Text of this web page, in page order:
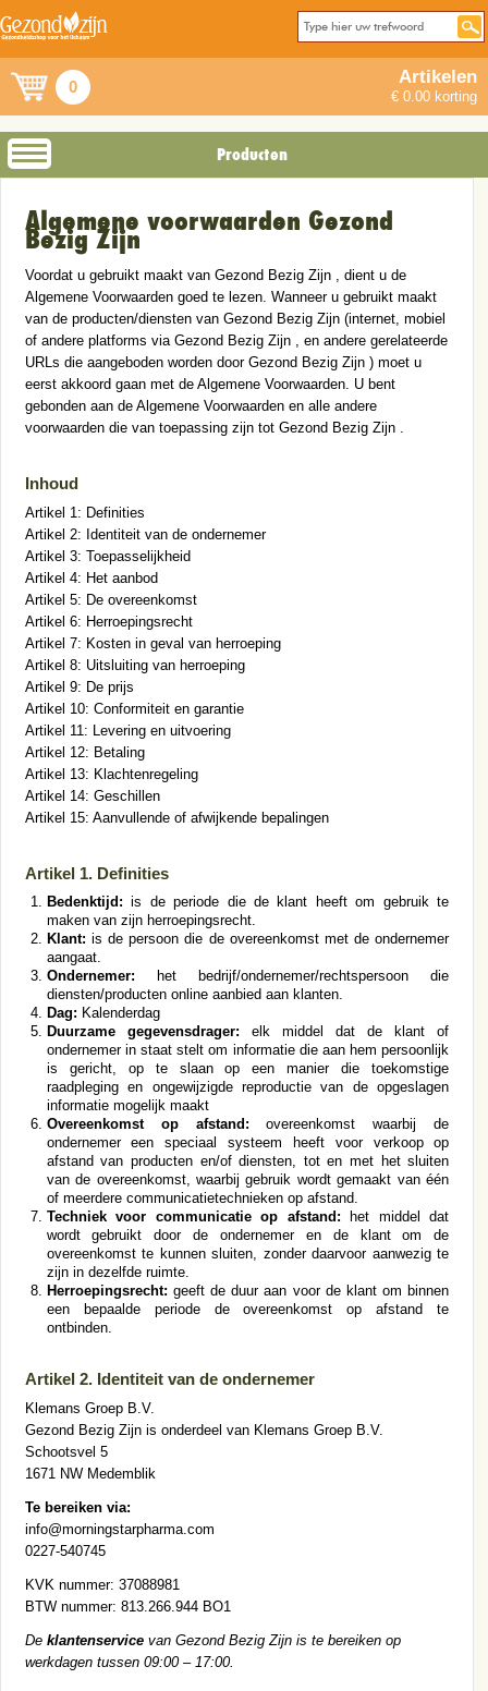
0 Artikelen
€ 0.00 korting
Producten
Algemene voorwaarden Gezond
Bezig Zijn
Voordat u gebruikt maakt van Gezond Bezig Zijn , dient u de
Algemene Voorwaarden goed te lezen. Wanneer u gebruikt maakt
van de producten/diensten van Gezond Bezig Zijn (internet, mobiel
of andere platforms via Gezond Bezig Zijn , en andere gerelateerde
URLs die aangeboden worden door Gezond Bezig Zijn ) moet u
eerst akkoord gaan met de Algemene Voorwaarden. U bent
gebonden aan de Algemene Voorwaarden en alle andere
voorwaarden die van toepassing zijn tot Gezond Bezig Zijn .
Inhoud
Artikel 1: Definities
Artikel 2: Identiteit van de ondernemer
Artikel 3: Toepasselijkheid
Artikel 4: Het aanbod
Artikel 5: De overeenkomst
Artikel 6: Herroepingsrecht
Artikel 7: Kosten in geval van herroeping
Artikel 8: Uitsluiting van herroeping
Artikel 9: De prijs
Artikel 10: Conformiteit en garantie
Artikel 11: Levering en uitvoering
Artikel 12: Betaling
Artikel 13: Klachtenregeling
Artikel 14: Geschillen
Artikel 15: Aanvullende of afwijkende bepalingen
Artikel 1. Definities
Bedenktijd: is de periode die de klant heeft om gebruik te
maken van zijn herroepingsrecht.
Klant: is de persoon die de overeenkomst met de ondernemer
aangaat.
Ondernemer: het bedrijf/ondernemer/rechtspersoon die
diensten/producten online aanbied aan klanten.
Dag: Kalenderdag
Duurzame gegevensdrager: elk middel dat de klant of
ondernemer in staat stelt om informatie die aan hem persoonlijk
is gericht, op te slaan op een manier die toekomstige
raadpleging en ongewijzigde reproductie van de opgeslagen
informatie mogelijk maakt
Overeenkomst op afstand: overeenkomst waarbij de
ondernemer een speciaal systeem heeft voor verkoop op
afstand van producten en/of diensten, tot en met het sluiten
van de overeenkomst, waarbij gebruik wordt gemaakt van één
of meerdere communicatietechnieken op afstand.
Techniek voor communicatie op afstand: het middel dat
wordt gebruikt door de ondernemer en de klant om de
overeenkomst te kunnen sluiten, zonder daarvoor aanwezig te
zijn in dezelfde ruimte.
Herroepingsrecht: geeft de duur aan voor de klant om binnen
een bepaalde periode de overeenkomst op afstand te
ontbinden.
Artikel 2. Identiteit van de ondernemer
Klemans Groep B.V.
Gezond Bezig Zijn is onderdeel van Klemans Groep B.V.
Schootsvel 5
1671 NW Medemblik
Te bereiken via:
info@morningstarpharma.com
0227-540745
KVK nummer: 37088981
BTW nummer: 813.266.944 BO1
De klantenservicevan Gezond Bezig Zijn is te bereiken op
werkdagen tussen 09:00 – 17:00.